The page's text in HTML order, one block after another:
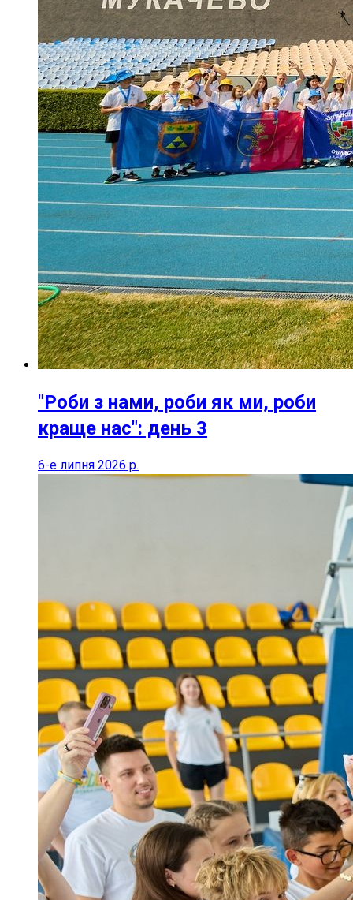
"Роби з нами, роби як ми, роби
краще нас": день 3
6-е липня 2026 р.